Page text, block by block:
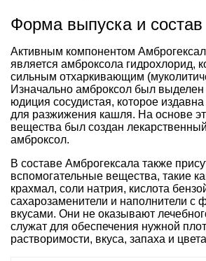
Форма выпуска и состав
Активным компонентом
является амброксола гидрохлорид,
сильным отхаркивающим
Изначально амброксол был выделен
юдиция сосудистая, которое
для разжижения кашля. На основе
вещества был создан
амброксол.
В составе Амброгексала также
вспомогательные вещества, такие
крахмал, соли натрия, кислота
сахарозаменители и наполнители с
вкусами. Они не оказывают
служат для обеспечения нужной
растворимости, вкуса, запаха и